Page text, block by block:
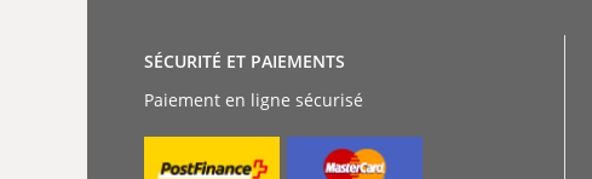
Paiement en ligne sécurisé
SÉCURITÉ ET PAIEMENTS